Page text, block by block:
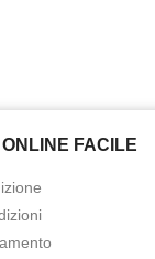
FACILE